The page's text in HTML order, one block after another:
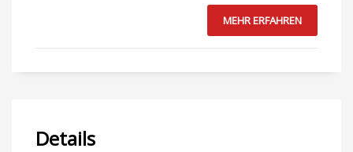
MEHR ERFAHREN
Details